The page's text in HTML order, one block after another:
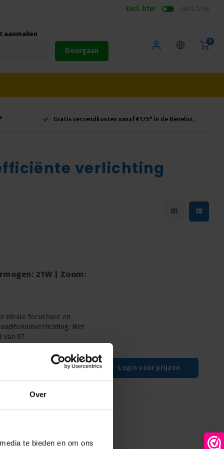
Over
te bieden en om ons
Excl. btw
aanmaken
Doorgaan
0
Gratis verzendkosten vanaf €175* in de Benelux.
verlichting
21W | Zoom:
ideale focusbare en
Met
van 97
Login voor prijzen